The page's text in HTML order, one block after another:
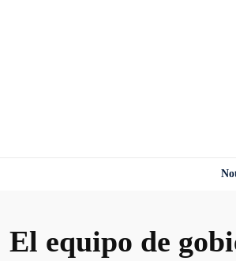
El equipo de